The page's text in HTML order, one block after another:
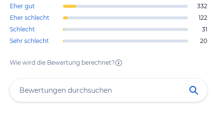
Eher gut
332
Eher schlecht
122
Schlecht
31
Sehr schlecht
20
Wie wird die Bewertung berechnet?